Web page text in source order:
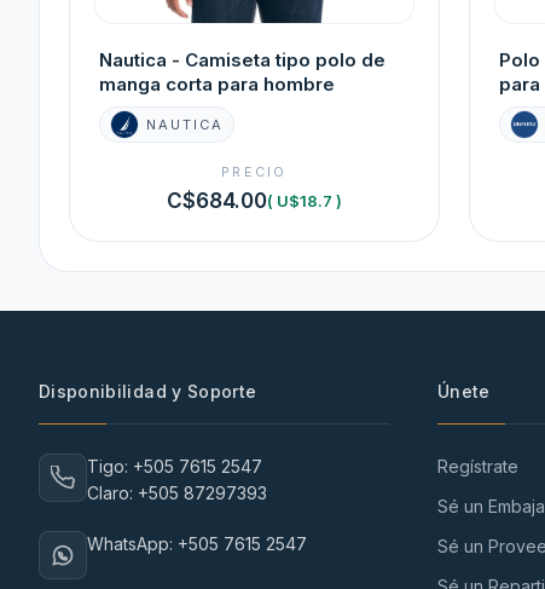
Nautica - Camiseta tipo polo de
manga corta para hombre
NAUTICA
PRECIO
C$684.00( U$18.7 )
Disponibilidad y Soporte
Tigo: +505 7615 2547
Claro: +505 87297393
WhatsApp: +505 7615 2547
Únete
Regístrate
Sé un
Sé un